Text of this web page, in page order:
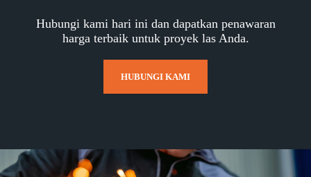
Hubungi kami hari ini dan dapatkan penawaran
harga terbaik untuk proyek las Anda.
HUBUNGI KAMI